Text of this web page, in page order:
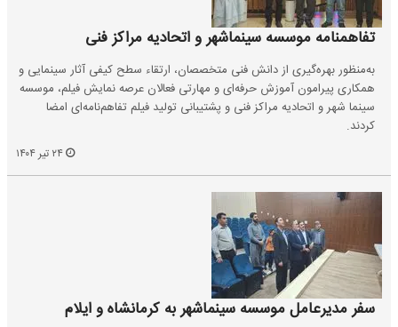
تفاهمنامه موسسه سینماشهر و اتحادیه مراکز فنی
به‌منظور بهره‌گیری از دانش فنی متخصصان، ارتقاء سطح کیفی آثار سینمایی و
همکاری پیرامون آموزش حرفه‌ای و مهارتی فعالان عرصه نمایش فیلم، موسسه
سینما شهر و اتحادیه مراکز فنی و پشتیبانی تولید فیلم تفاهم‌نامه‌ای امضا
کردند.
سفر مدیرعامل موسسه سینماشهر به کرمانشاه و ایلام